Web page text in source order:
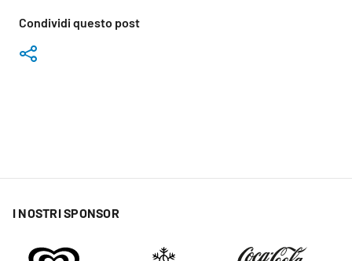
Condividi questo post
I NOSTRI SPONSOR